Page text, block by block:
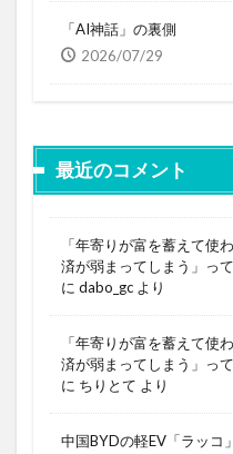
「AI神話」の裏側
2026/07/29
最近のコメント
「年寄りが富を蓄えて使
済が弱まってしまう」っ
に dabo_gc より
「年寄りが富を蓄えて使
済が弱まってしまう」っ
に ちりとて より
中国BYDの軽EV「ラッコ